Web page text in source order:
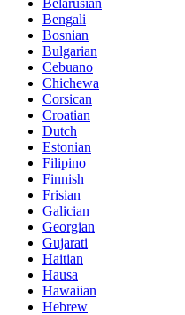
Belarusian
Bengali
Bosnian
Bulgarian
Cebuano
Chichewa
Corsican
Croatian
Dutch
Estonian
Filipino
Finnish
Frisian
Galician
Georgian
Gujarati
Haitian
Hausa
Hawaiian
Hebrew